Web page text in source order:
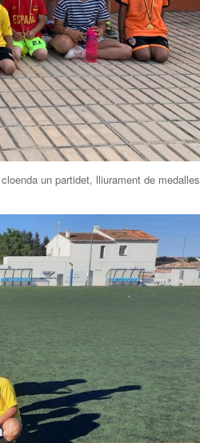
un partidet, lliurament de medalles